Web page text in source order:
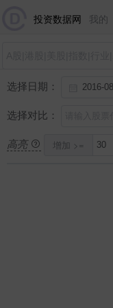
投资数据网 我的
选择日期：
选择对比：
高亮
增加 >=